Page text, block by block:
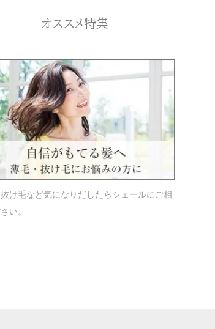
オススメ特集
け毛など気になりだしたらシェールにご相
い。